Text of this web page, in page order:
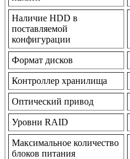
Наличие HDD в
поставляемой
конфигурации
Формат дисков
Контроллер хранилища
Оптический привод
Уровни RAID
Максимальное количество
блоков питания